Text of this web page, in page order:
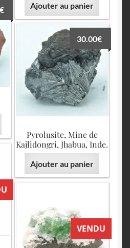
Ajouter au panier
Pyrolusite, Mine de
Kajlidongri, Jhabua, Inde.
30.00€
Ajouter au panier
VENDU